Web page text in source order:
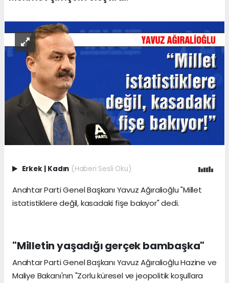
Erkek | Kadın (Haberi Sesli Oku)
Anahtar Parti Genel Başkanı Yavuz Ağıralioğlu "Millet
istatistiklere değil, kasadaki fişe bakıyor" dedi.
"Milletin yaşadığı gerçek bambaşka"
Anahtar Parti Genel Başkanı Yavuz Ağıralioğlu Hazine ve
Maliye Bakanı'nın "Zorlu küresel ve jeopolitik koşullara